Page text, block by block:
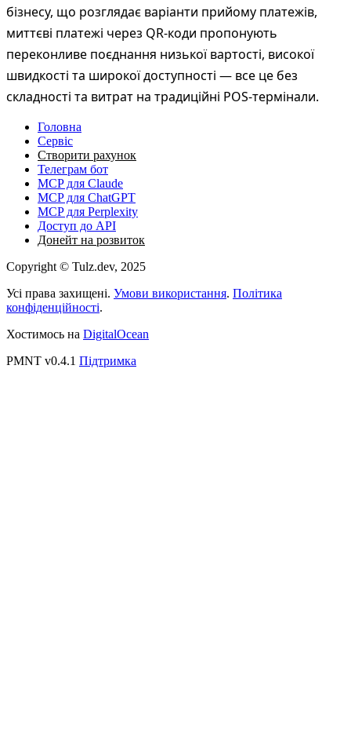
бізнесу, що розглядає варіанти прийому платежів,
миттєві платежі через QR-коди пропонують
переконливе поєднання низької вартості, високої
швидкості та широкої доступності — все це без
складності та витрат на традиційні POS-термінали.
Головна
Сервіс
Створити рахунок
Телеграм бот
MCP для Claude
MCP для ChatGPT
MCP для Perplexity
Доступ до API
Донейт на розвиток
Copyright © Tulz.dev, 2025
Усі права захищені. Умови використання. Політика
конфіденційності.
Хостимось на DigitalOcean
PMNT v0.4.1 Підтримка